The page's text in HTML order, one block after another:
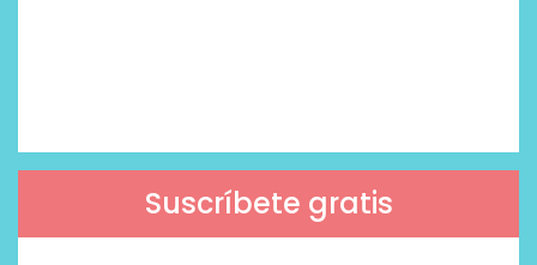
Suscríbete gratis